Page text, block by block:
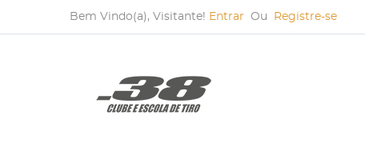
Bem Vindo(a), Visitante! Entrar Ou Registre-se